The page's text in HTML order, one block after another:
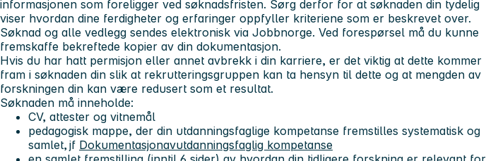
informasjonen som foreligger ved søknadsfristen. Sørg derfor for at søknaden din tydelig
viser hvordan dine ferdigheter og erfaringer oppfyller kriteriene som er beskrevet over.
Søknad og alle vedlegg sendes elektronisk via Jobbnorge. Ved forespørsel må du kunne
fremskaffe bekreftede kopier av din dokumentasjon.
Hvis du har hatt permisjon eller annet avbrekk i din karriere, er det viktig at dette kommer
fram i søknaden din slik at rekrutteringsgruppen kan ta hensyn til dette og at mengden av
forskningen din kan være redusert som et resultat.
Søknaden må inneholde:
CV, attester og vitnemål
pedagogisk mappe, der din utdanningsfaglige kompetanse fremstilles systematisk og
samlet, jf Dokumentasjonavutdanningsfaglig kompetanse